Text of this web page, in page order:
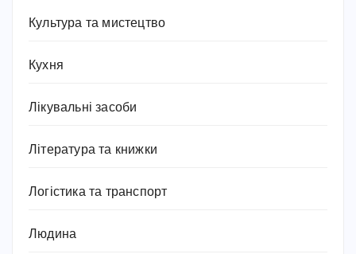
Культура та мистецтво
Кухня
Лікувальні засоби
Література та книжки
Логістика та транспорт
Людина